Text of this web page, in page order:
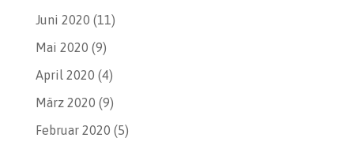
Juni 2020 (11)
Mai 2020 (9)
April 2020 (4)
März 2020 (9)
Februar 2020 (5)